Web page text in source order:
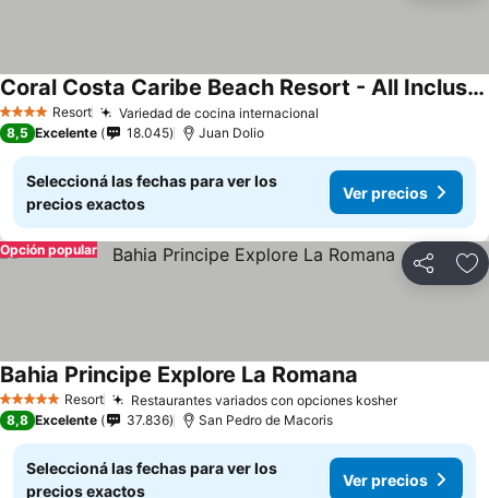
4 EstrellasResort Variedad de cocina internacional
Coral Costa Caribe Beach Resort - All Inclusive
8,5 Excelente 18.045 Juan Dolio
Seleccioná las fechas para ver los
precios exactos
Ver precios
Compartir
Opción popular
5 Estrellas Resort Restaurantes variados con opciones kosher
Bahia Principe Explore La Romana
8,8 Excelente 37.836 San Pedro de Macoris
Seleccioná las fechas para ver los
precios exactos
Ver precios